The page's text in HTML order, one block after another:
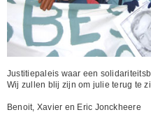
Justitiepaleis waar een
Wij zullen blij zijn om julie terug te
Benoit, Xavier en Eric Jonckheere